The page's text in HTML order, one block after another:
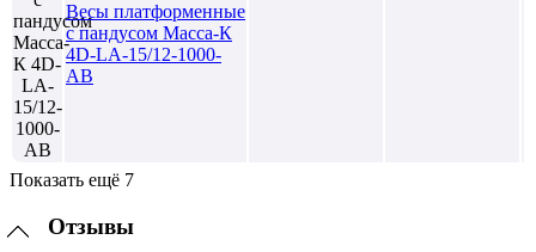
Весы платформенные
с пандусом Масса-К
4D-LA-15/12-1000-
AB
Показать ещё 7
Отзывы